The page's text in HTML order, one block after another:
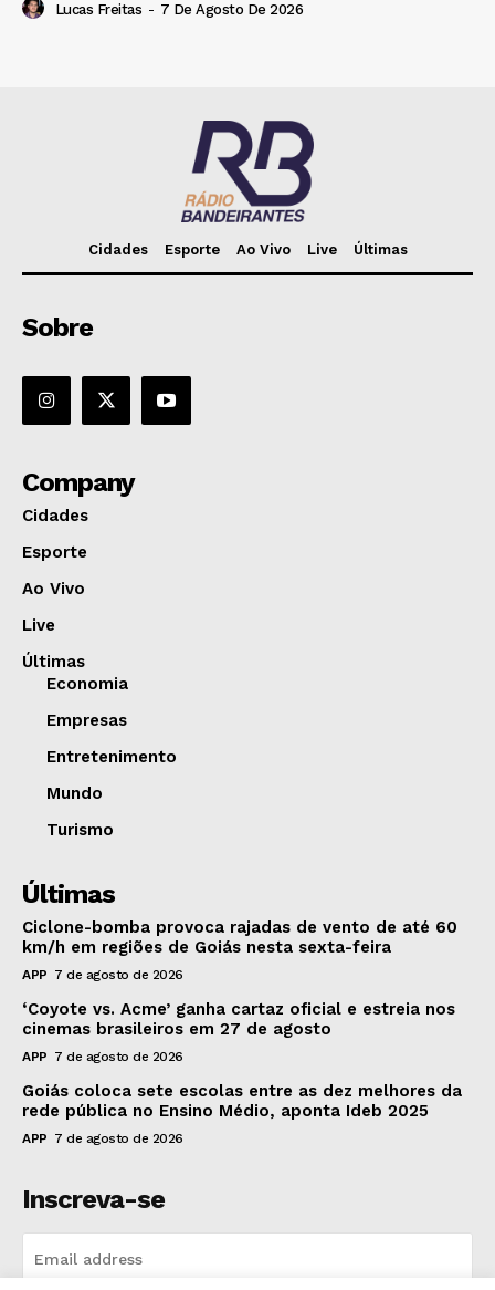
Lucas Freitas - 7 De Agosto De 2026
Cidades Esporte Ao Vivo Live Últimas
Sobre
Company
Cidades
Esporte
Ao Vivo
Live
Últimas
Economia
Empresas
Entretenimento
Mundo
Turismo
Últimas
Ciclone-bomba provoca rajadas de vento de até 60
km/h em regiões de Goiás nesta sexta-feira
APP 7 de agosto de 2026
‘Coyote vs. Acme’ ganha cartaz oficial e estreia nos
cinemas brasileiros em 27 de agosto
APP 7 de agosto de 2026
Goiás coloca sete escolas entre as dez melhores da
rede pública no Ensino Médio, aponta Ideb 2025
APP 7 de agosto de 2026
Inscreva-se